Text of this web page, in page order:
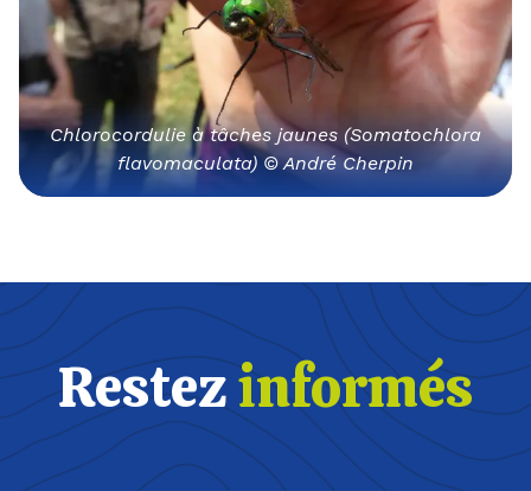
Chlorocordulie à tâches jaunes (Somatochlora
flavomaculata) © André Cherpin
Restezinformés